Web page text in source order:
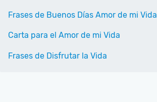
Frases de Buenos Días Amor de mi Vida
Carta para el Amor de mi Vida
Frases de Disfrutar la Vida